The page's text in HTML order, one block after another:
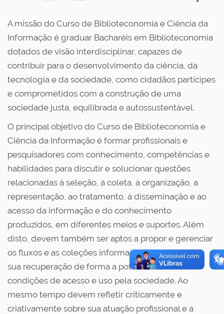
A missão do Curso de Biblioteconomia e Ciência da
Informação é graduar Bacharéis em Biblioteconomia
dotados de visão interdisciplinar, capazes de
contribuir para o desenvolvimento da ciência, da
tecnologia e da sociedade, como cidadãos partícipes
e comprometidos com a construção de uma
sociedade justa, equilibrada e autossustentável.
O principal objetivo do Curso de Biblioteconomia e
Ciência da Informação é formar profissionais e
pesquisadores com conhecimento, competências e
habilidades para discutir e solucionar questões
relacionadas à seleção, à coleta, à organização, a
representação, ao tratamento, à disseminação e ao
acesso da informação e do conhecimento
produzidos, em diferentes meios e suportes. Além
disto, devem também ser aptos a propor e gerenciar
os fluxos e as coleções informacionais otimizando
sua recuperação de forma a potencializar suas
condições de acesso e uso pela sociedade. Ao
mesmo tempo devem refletir criticamente e
criativamente sobre sua atuação profissional e a